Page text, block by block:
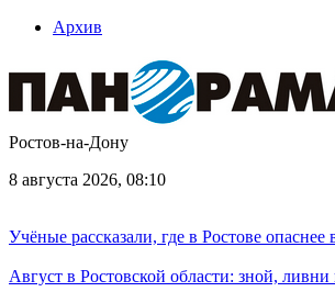
Архив
Ростов-на-Дону
8 августа 2026, 08:10
Учёные рассказали, где в Ростове
Август в Ростовской области: зной,